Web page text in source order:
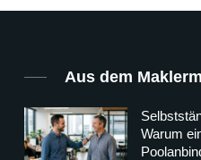
Aus dem
Warum